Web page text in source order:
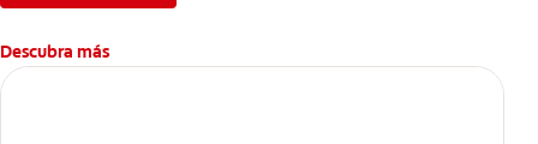
Descubra más